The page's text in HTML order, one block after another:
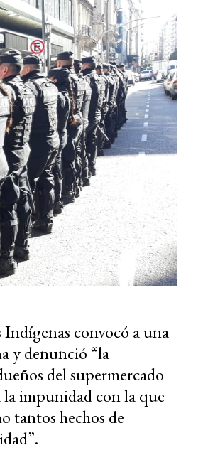
convocó a una
y denunció “la
del supermercado
la impunidad con la que
tantos hechos de